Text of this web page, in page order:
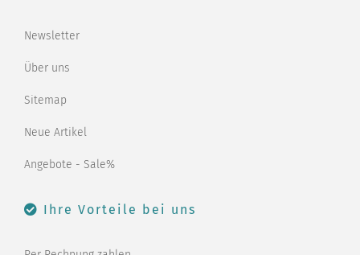
Newsletter
Über uns
Sitemap
Neue Artikel
Angebote - Sale%
Ihre Vorteile bei uns